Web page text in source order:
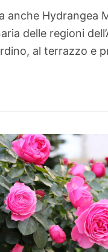
anche Hydrangea
delle regioni
al terrazzo e